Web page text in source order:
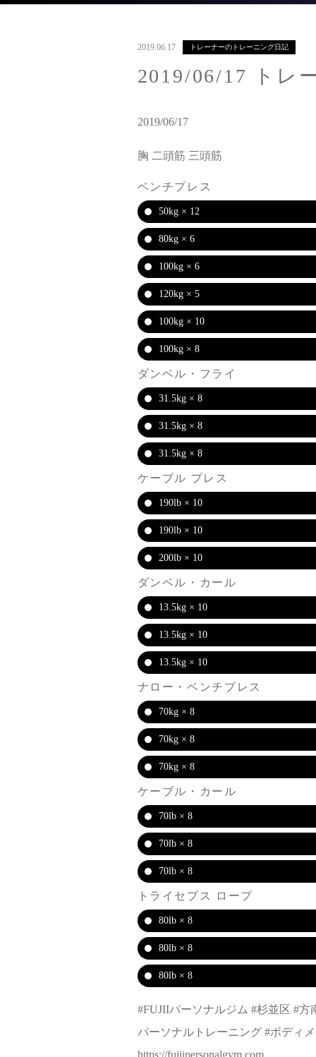
2019.06.17 トレーナーのトレーニング日記
2019/06/17 トレ
2019/06/17
胸 二頭筋 三頭筋
ベンチプレス
50kg × 12
80kg × 6
100kg × 6
120kg × 5
100kg × 10
100kg × 8
ダンベル・フライ
31.5kg × 8
31.5kg × 8
31.5kg × 8
ケーブル プレス
190lb × 10
190lb × 10
200lb × 10
ダンベル・カール
13.5kg × 10
13.5kg × 10
13.5kg × 10
ナロー・ベンチプレス
70kg × 8
70kg × 8
70kg × 8
ケーブル・カール
70lb × 8
70lb × 8
70lb × 8
トライセプス ロープ
80lb × 8
80lb × 8
80lb × 8
#FUJIIパーソナルジム #杉並区 #
パーソナルトレーニング #ボディ
https://fujiipersonalgym.com